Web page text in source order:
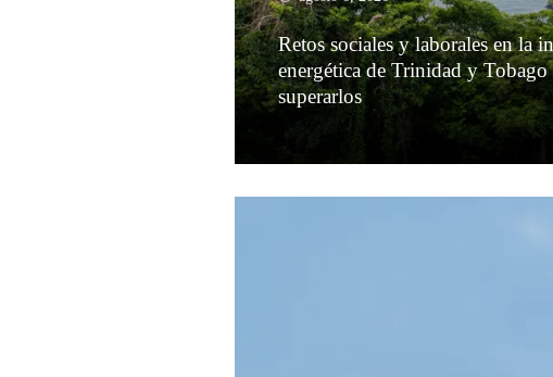
Retos sociales y laborales en la
energética de Trinidad y Tobago
superarlos